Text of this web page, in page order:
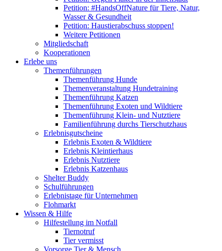
Petition: #HandsOffNature für Tiere, Natur,
Wasser & Gesundheit
Petition: Haustierabschuss stoppen!
Weitere Petitionen
Mitgliedschaft
Kooperationen
Erlebe uns
Themenführungen
Themenführung Hunde
Themenveranstaltung Hundetraining
Themenführung Katzen
Themenführung Exoten und Wildtiere
Themenführung Klein- und Nutztiere
Familienführung durchs Tierschutzhaus
Erlebnisgutscheine
Erlebnis Exoten & Wildtiere
Erlebnis Kleintierhaus
Erlebnis Nutztiere
Erlebnis Katzenhaus
Shelter Buddy
Schulführungen
Erlebnistage für Unternehmen
Flohmarkt
Wissen & Hilfe
Hilfestellung im Notfall
Tiernotruf
Tier vermisst
Vorsorge Tier & Mensch